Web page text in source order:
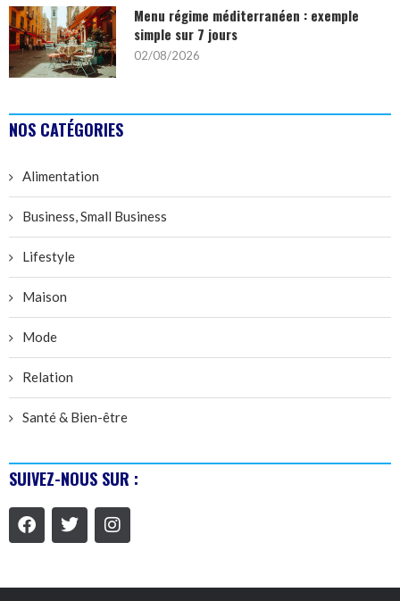
Menu régime méditerranéen : exemple
simple sur 7 jours
02/08/2026
NOS CATÉGORIES
Alimentation
Business, Small Business
Lifestyle
Maison
Mode
Relation
Santé & Bien-être
SUIVEZ-NOUS SUR :